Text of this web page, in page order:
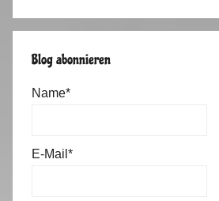
Blog abonnieren
Name*
E-Mail*